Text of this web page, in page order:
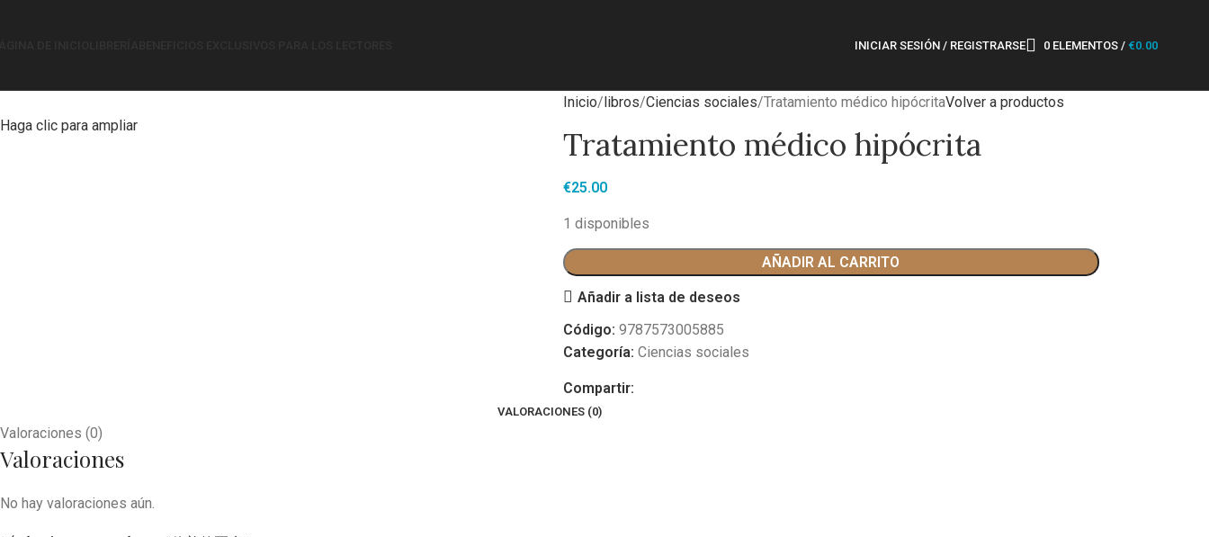
INICIAR SESIÓN / REGISTRARSE 0 ELEMENTOS / €0.00
Haga clic para ampliar
Inicio libros Ciencias sociales Tratamiento médico hipócritaVolver a productos
Tratamiento médico hipócrita
€25.00
1 disponibles
AÑADIR AL CARRITO
Añadir a lista de deseos
Código: 9787573005885
Categoría: Ciencias sociales
Compartir:
VALORACIONES (0)
Valoraciones (0)
Valoraciones
No hay valoraciones aún.